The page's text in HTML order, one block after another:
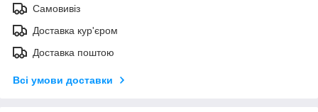
Самовивіз
Доставка кур'єром
Доставка поштою
Всі умови доставки